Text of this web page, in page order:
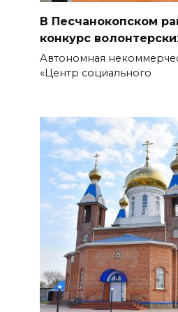
Проект
победил во
07 августа 2026 12:30
БОЛЬШЕ
В Песчанокопском
конкурс
Автономная
«Центр социального